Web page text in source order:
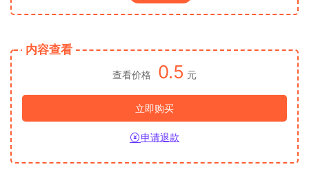
内容查看
查看价格 0.5 元
立即购买
申请退款